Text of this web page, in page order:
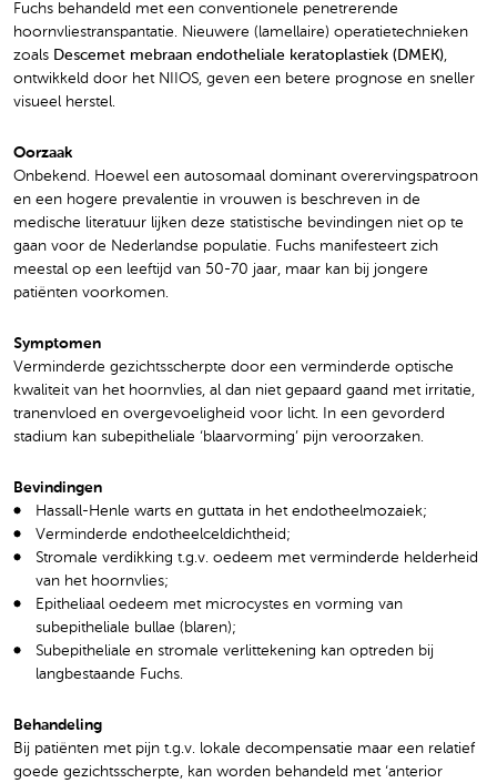
Fuchs behandeld met een conventionele penetrerende
hoornvliestranspantatie. Nieuwere (lamellaire) operatietechnieken
zoals Descemet mebraan endotheliale keratoplastiek (DMEK),
ontwikkeld door het NIIOS, geven een betere prognose en sneller
visueel herstel.
Oorzaak
Onbekend. Hoewel een autosomaal dominant overervingspatroon
en een hogere prevalentie in vrouwen is beschreven in de
medische literatuur lijken deze statistische bevindingen niet op te
gaan voor de Nederlandse populatie. Fuchs manifesteert zich
meestal op een leeftijd van 50-70 jaar, maar kan bij jongere
patiënten voorkomen.
Symptomen
Verminderde gezichtsscherpte door een verminderde optische
kwaliteit van het hoornvlies, al dan niet gepaard gaand met irritatie,
tranenvloed en overgevoeligheid voor licht. In een gevorderd
stadium kan subepitheliale ‘blaarvorming’ pijn veroorzaken.
Bevindingen
Hassall-Henle warts en guttata in het endotheelmozaiek;
Verminderde endotheelceldichtheid;
Stromale verdikking t.g.v. oedeem met verminderde helderheid
van het hoornvlies;
Epitheliaal oedeem met microcystes en vorming van
subepitheliale bullae (blaren);
Subepitheliale en stromale verlittekening kan optreden bij
langbestaande Fuchs.
Behandeling
Bij patiënten met pijn t.g.v. lokale decompensatie maar een relatief
goede gezichtsscherpte, kan worden behandeld met ‘anterior